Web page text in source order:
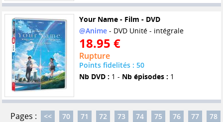
Your Name - Film - DVD
@Anime- DVD Unité - intégrale
18.95 €
Rupture
Points fidelités : 50
Nb DVD : 1 - Nb épisodes : 1
Pages : << 70 71 72 73 74 75 76 77
78